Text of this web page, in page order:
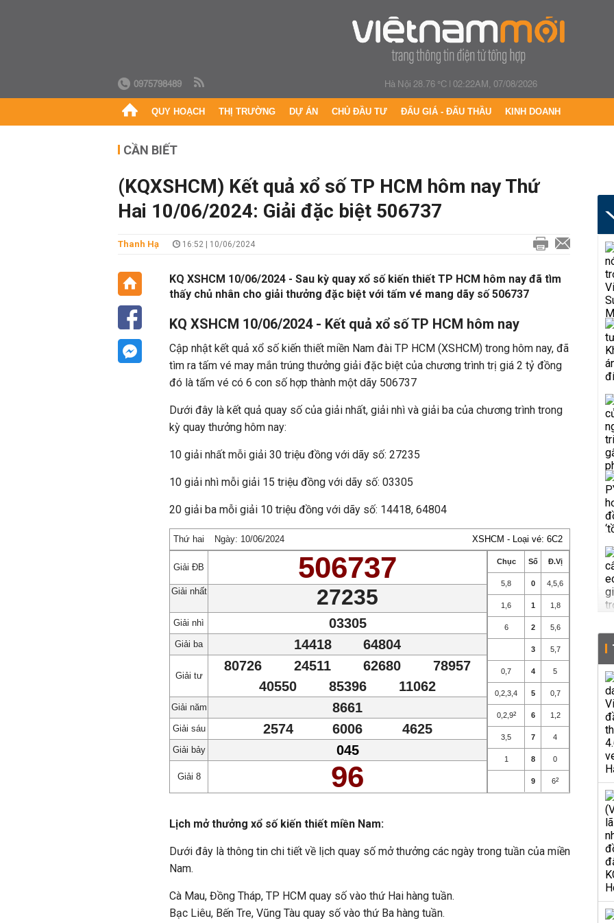
0975798489 Hà Nội 28.76 °C|02:22AM, 07/08/2026
QUY HOẠCH THỊ TRƯỜNG DỰ ÁN CHỦ ĐẦU TƯ ĐẤU GIÁ - ĐẤU THẦU KINH DOANH
CẦN BIẾT
(KQXSHCM) Kết quả xổ số TP HCM hôm nay Thứ
Hai 10/06/2024: Giải đặc biệt 506737
Thanh Hạ 16:52 | 10/06/2024
KQ XSHCM 10/06/2024 - Sau kỳ quay xổ số kiến thiết TP HCM hôm nay đã tìm
thấy chủ nhân cho giải thưởng đặc biệt với tấm vé mang dãy số 506737
KQ XSHCM 10/06/2024 - Kết quả xổ số TP HCM hôm nay
Cập nhật kết quả xổ số kiến thiết miền Nam đài TP HCM (XSHCM) trong hôm nay, đã
tìm ra tấm vé may mắn trúng thưởng giải đặc biệt của chương trình trị giá 2 tỷ đồng
đó là tấm vé có 6 con số hợp thành một dãy 506737
Dưới đây là kết quả quay số của giải nhất, giải nhì và giải ba của chương trình trong
kỳ quay thưởng hôm nay:
10 giải nhất mỗi giải 30 triệu đồng với dãy số: 27235
10 giải nhì mỗi giải 15 triệu đồng với dãy số: 03305
20 giải ba mỗi giải 10 triệu đồng với dãy số: 14418, 64804
Thứ hai Ngày: 10/06/2024 XSHCM - Loại vé: 6C2
Giải ĐB 506737
Giải nhất 27235
Giải nhì 03305
Giải ba 14418 64804
Giải tư
80726 24511 62680
78957
40550
85396 11062
Giải năm 8661
Giải sáu 2574 6006 4625
Giải bảy 045
Giải 8 96
Chục Số Đ.Vị
5 8 0 4 5 6
1 6 1 1 8
6 2 5, 6
3 5, 7
0 7 4 5
0 2 3 4 5 0, 7
0, 2, 92 6 1 2
3 5 7 4
1 8 0
9 62
Lịch mở thưởng xổ số kiến thiết miền Nam:
Dưới đây là thông tin chi tiết về lịch quay số mở thưởng các ngày trong tuần của miền
Nam.
Cà Mau, Đồng Tháp, TP HCM quay số vào thứ Hai hàng tuần.
Bạc Liêu, Bến Tre, Vũng Tàu quay số vào thứ Ba hàng tuần.